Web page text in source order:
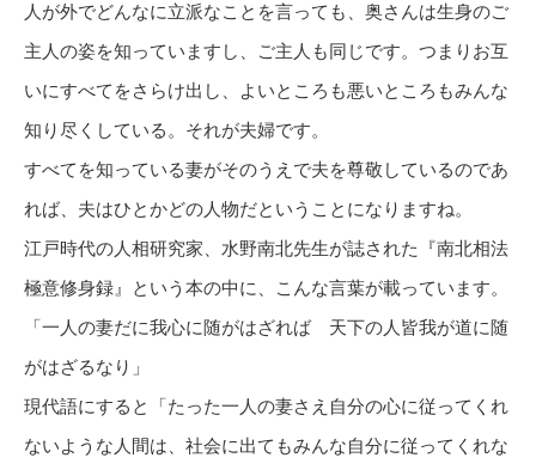
人が外でどんなに立派なことを言っても、奥さんは生身のご
主人の姿を知っていますし、ご主人も同じです。つまりお互
いにすべてをさらけ出し、よいところも悪いところもみんな
知り尽くしている。それが夫婦です。
すべてを知っている妻がそのうえで夫を尊敬しているのであ
れば、夫はひとかどの人物だということになりますね。
江戸時代の人相研究家、水野南北先生が誌された『南北相法
極意修身録』という本の中に、こんな言葉が載っています。
「一人の妻だに我心に随がはざれば 天下の人皆我が道に随
がはざるなり」
現代語にすると「たった一人の妻さえ自分の心に従ってくれ
ないような人間は、社会に出てもみんな自分に従ってくれな